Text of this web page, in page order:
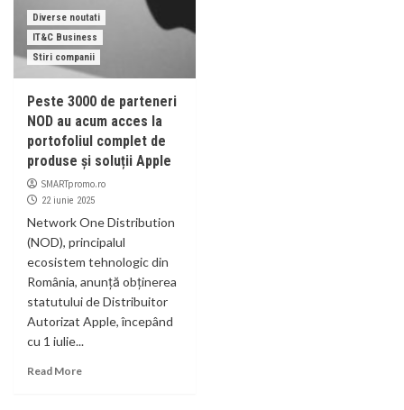
Diverse noutati
IT&C Business
Stiri companii
Peste 3000 de parteneri
NOD au acum acces la
portofoliul complet de
produse și soluții Apple
SMARTpromo.ro
22 iunie 2025
Network One Distribution
(NOD), principalul
ecosistem tehnologic din
România, anunță obținerea
statutului de Distribuitor
Autorizat Apple, începând
cu 1 iulie...
Read More